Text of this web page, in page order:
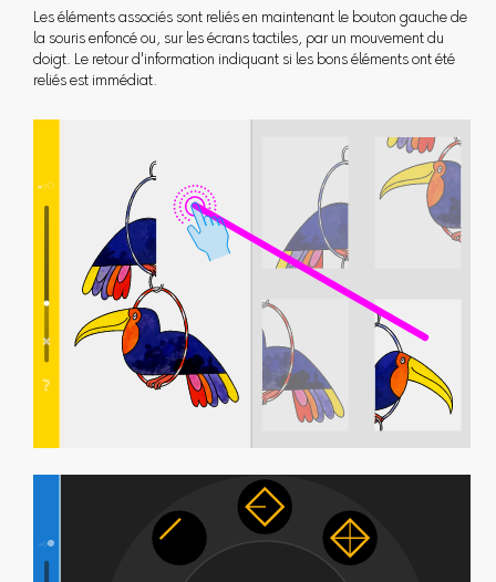
Les éléments associés sont reliés en maintenant le bouton gauche de
la souris enfoncé ou, sur les écrans tactiles, par un mouvement du
doigt. Le retour d'information indiquant si les bons éléments ont été
reliés est immédiat.